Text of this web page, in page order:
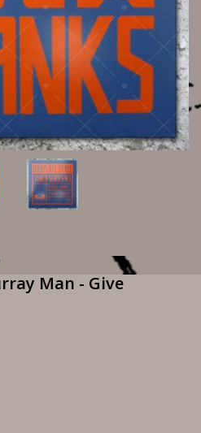
Man - Give